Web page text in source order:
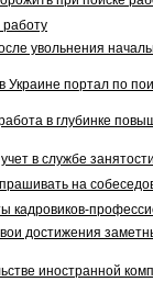
работу
увольнения
Украине портал по
в глубинке
в службе
на
кадровиков-
достижения
иностранной